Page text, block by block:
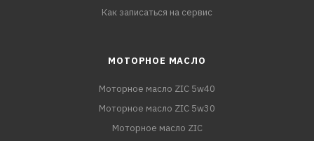
Как записаться на сервис
МОТОРНОЕ МАСЛО
Моторное масло ZIC 5w40
Моторное масло ZIC 5w30
Моторное масло ZIC